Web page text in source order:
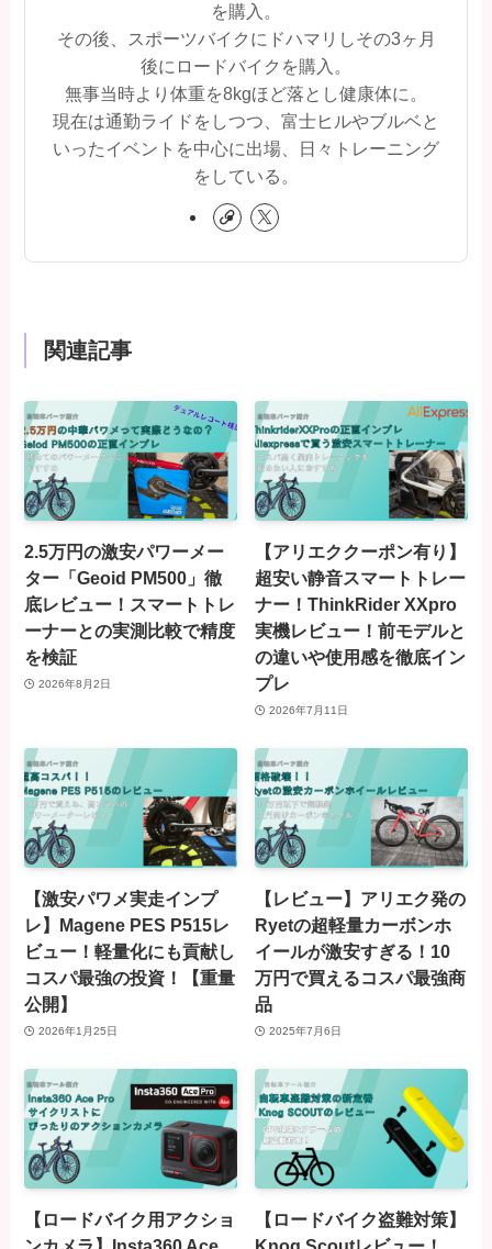
を購入。
その後、スポーツバイクにドハマリしその3ヶ月
後にロードバイクを購入。
無事当時より体重を8kgほど落とし健康体に。
現在は通勤ライドをしつつ、富士ヒルやブルベと
いったイベントを中心に出場、日々トレーニング
をしている。
関連記事
2.5万円の激安パワーメー
ター「Geoid PM500」徹
底レビュー！スマートトレ
ーナーとの実測比較で精度
を検証
2026年8月2日
【アリエククーポン有り】
超安い静音スマートトレー
ナー！ThinkRider XXpro
実機レビュー！前モデルと
の違いや使用感を徹底イン
プレ
2026年7月11日
【激安パワメ実走インプ
レ】Magene PES P515レ
ビュー！軽量化にも貢献し
コスパ最強の投資！【重量
公開】
2026年1月25日
【レビュー】アリエク発の
Ryetの超軽量カーボンホ
イールが激安すぎる！10
万円で買えるコスパ最強商
品
2025年7月6日
【ロードバイク用アクショ
【ロードバイク盗難対策】